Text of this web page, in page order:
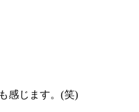
感じます。(笑)